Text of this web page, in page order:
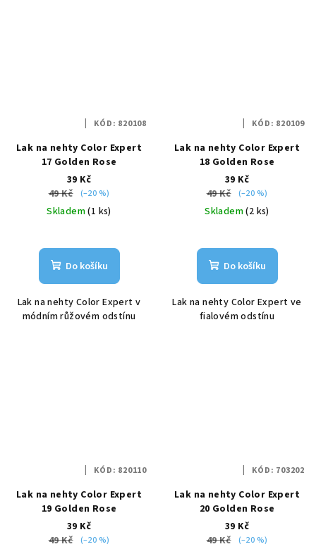
Lak na nehty Color Expert
17 Golden Rose
39 Kč
49 Kč
(–20 %)
Skladem(1 ks)
Do košíku
Lak na nehty Color Expert v
módním růžovém odstínu
KÓD: 820108
Lak na nehty Color Expert
18 Golden Rose
39 Kč
49 Kč
(–20 %)
Skladem(2 ks)
Do košíku
Lak na nehty Color Expert ve
fialovém odstínu
KÓD: 820109
Lak na nehty Color Expert
19 Golden Rose
39 Kč
49 Kč
(–20 %)
KÓD: 820110
Lak na nehty Color Expert
20 Golden Rose
39 Kč
49 Kč
(–20 %)
KÓD: 703202